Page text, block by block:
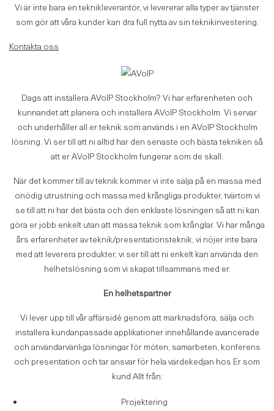
Vi är inte bara en teknikleverantör, vi levererar alla typer av tjänster
som gör att våra kunder kan dra full nytta av sin teknikinvestering.
Kontakta oss
Dags att installera AVoIP Stockholm? Vi har erfarenheten och
kunnandet att planera och installera AVoIP Stockholm. Vi servar
och underhåller all er teknik som används i en AVoIP Stockholm
lösning. Vi ser till att ni alltid har den senaste och bästa tekniken så
att er AVoIP Stockholm fungerar som de skall.
När det kommer till av teknik kommer vi inte sälja på en massa med
onödig utrustning och massa med krångliga produkter, tvärtom vi
se till att ni har det bästa och den enklaste lösningen så att ni kan
göra er jobb enkelt utan att massa teknik som krånglar. Vi har många
års erfarenheter av teknik/presentationsteknik, vi nöjer inte bara
med att leverera produkter, vi ser till att ni enkelt kan använda den
helhetslösning som vi skapat tillsammans med er.
En helhetspartner
Vi lever upp till vår affärsidé genom att marknadsföra, sälja och
installera kundanpassade applikationer innehållande avancerade
och användarvänliga lösningar för möten, samarbeten, konferens
och presentation och tar ansvar för hela värdekedjan hos Er som
kund Allt från:
Projektering